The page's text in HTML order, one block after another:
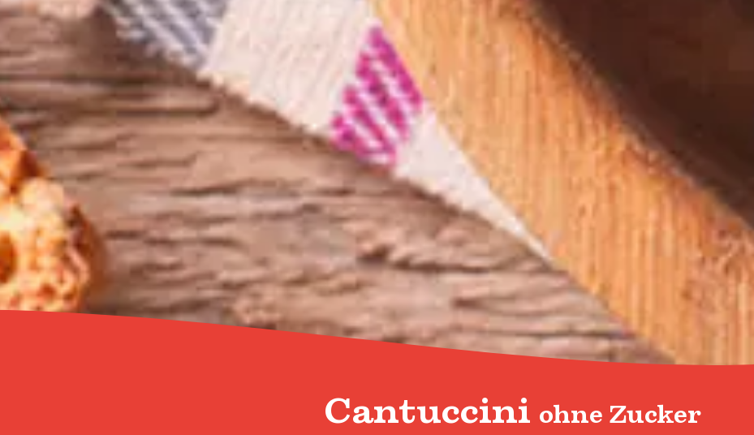
Cantuccini ohne Zucker